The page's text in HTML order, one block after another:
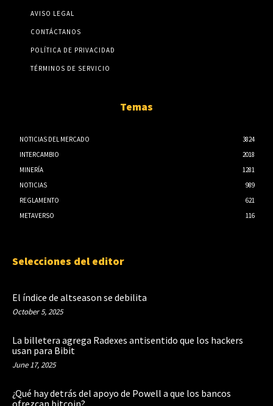
AVISO LEGAL
CONTÁCTANOS
POLÍTICA DE PRIVACIDAD
TÉRMINOS DE SERVICIO
Temas
NOTICIAS DEL MERCADO
3824
INTERCAMBIO
2018
MINERÍA
1281
NOTICIAS
989
REGLAMENTO
621
METAVERSO
116
Selecciones del editor
El índice de altseason se debilita
October 5, 2025
La billetera agrega Radexes antisentido que los hackers
usan para Bibit
June 17, 2025
¿Qué hay detrás del apoyo de Powell a que los bancos
ofrezcan bitcoin?